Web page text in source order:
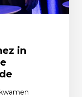
in